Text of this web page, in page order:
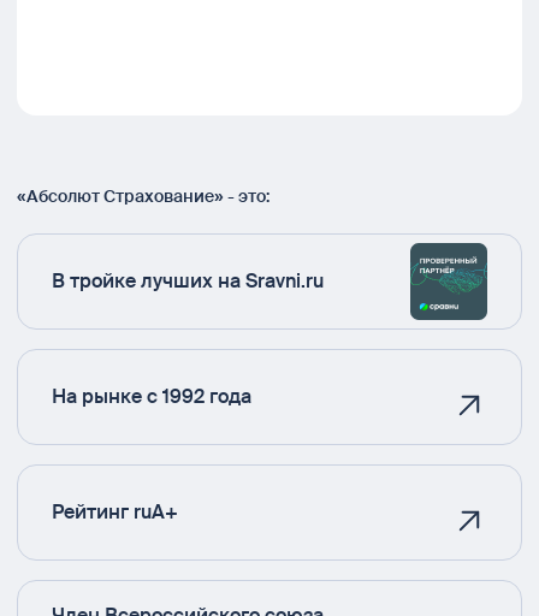
«Абсолют Страхование» - это:
В тройке лучших на Sravni.ru
На рынке с 1992 года
Рейтинг ruA+